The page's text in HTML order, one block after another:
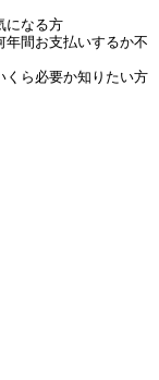
になる方
年間お支払いするか不
くら必要か知りたい方